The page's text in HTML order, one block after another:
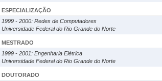
ESPECIALIZAÇÃO
1999 - 2000: Redes de Computadores
Universidade Federal do Rio Grande do Norte
MESTRADO
1999 - 2001: Engenharia Elétrica
Universidade Federal do Rio Grande do Norte
DOUTORADO